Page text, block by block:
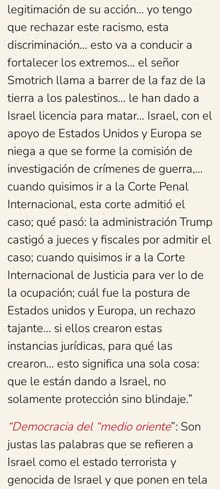
legitimación de su acción… yo tengo
que rechazar este racismo, esta
discriminación… esto va a conducir a
fortalecer los extremos… el señor
Smotrich llama a barrer de la faz de la
tierra a los palestinos… le han dado a
Israel licencia para matar… Israel, con el
apoyo de Estados Unidos y Europa se
niega a que se forme la comisión de
investigación de crímenes de guerra,…
cuando quisimos ir a la Corte Penal
Internacional, esta corte admitió el
caso; qué pasó: la administración Trump
castigó a jueces y fiscales por admitir el
caso; cuando quisimos ir a la Corte
Internacional de Justicia para ver lo de
la ocupación; cuál fue la postura de
Estados unidos y Europa, un rechazo
tajante… si ellos crearon estas
instancias jurídicas, para qué las
crearon… esto significa una sola cosa:
que le están dando a Israel, no
solamente protección sino blindaje.”
“Democracia del “medio oriente”: Son
justas las palabras que se refieren a
Israel como el estado terrorista y
genocida de Israel y que ponen en tela